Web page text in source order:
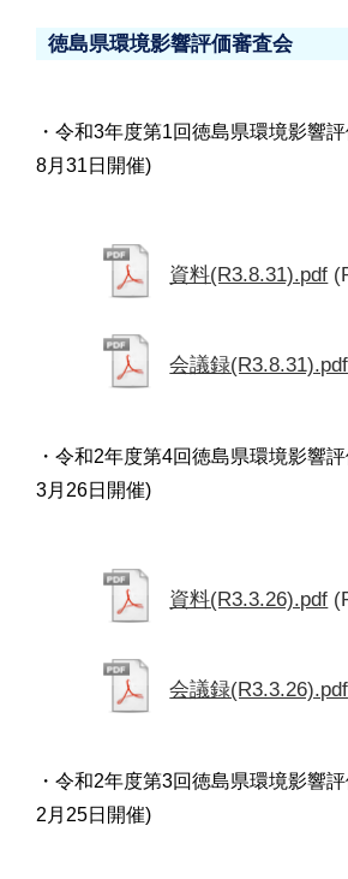
徳島県環境影響評価審査会
・令和3年度第1回徳島県環境影響
8月31日開催)
資料(R3.8.31).pdf
会議録(R3.8.31).pdf
・令和2年度第4回徳島県環境影響
3月26日開催)
資料(R3.3.26).pdf
会議録(R3.3.26).pdf
・令和2年度第3回徳島県環境影響
2月25日開催)